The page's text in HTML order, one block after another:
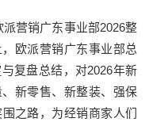
派营销广东事业部2026整
欧派营销广东事业部总
复盘总结，对2026年新
新零售、新整装、强保
之路，为经销商家人们